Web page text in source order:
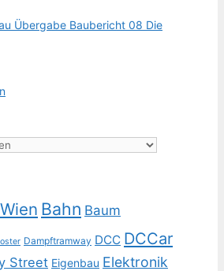
Übergabe Baubericht 08 Die
Bahn Baum
Dampftramway DCC DCCar
Street Eigenbau Elektronik